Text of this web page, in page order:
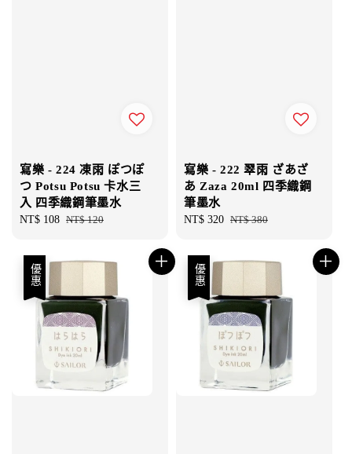
寫樂 - 224 凍雨 ぽつぽ
つ Potsu Potsu 卡水三
入 四季織鋼筆墨水
Sale
NT$ 108 Regular
NT$ 120
寫樂 - 222 翠雨 ざあざ
あ Zaza 20ml 四季織鋼
筆墨水
Sale
NT$ 320 Regular
NT$ 380
優惠 優惠